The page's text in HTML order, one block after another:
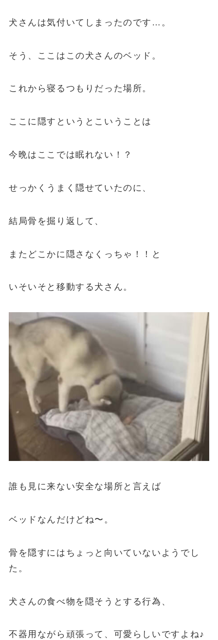
犬さんは気付いてしまったのです…。
そう、ここはこの犬さんのベッド。
これから寝るつもりだった場所。
ここに隠すというとこいうことは
今晩はここでは眠れない！？
せっかくうまく隠せていたのに、
結局骨を掘り返して、
またどこかに隠さなくっちゃ！！と
いそいそと移動する犬さん。
誰も見に来ない安全な場所と言えば
ベッドなんだけどね〜。
骨を隠すにはちょっと向いていないようでし
た。
犬さんの食べ物を隠そうとする行為、
不器用ながら頑張って、可愛らしいですよね♪